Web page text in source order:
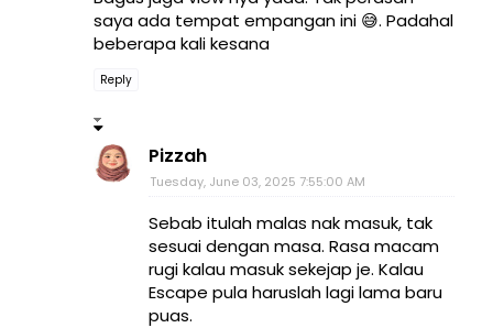
saya ada tempat empangan ini 😅. Padahal
beberapa kali kesana
Reply
Pizzah
Tuesday, June 03, 2025 7:55:00 AM
Sebab itulah malas nak masuk, tak
sesuai dengan masa. Rasa macam
rugi kalau masuk sekejap je. Kalau
Escape pula haruslah lagi lama baru
puas.